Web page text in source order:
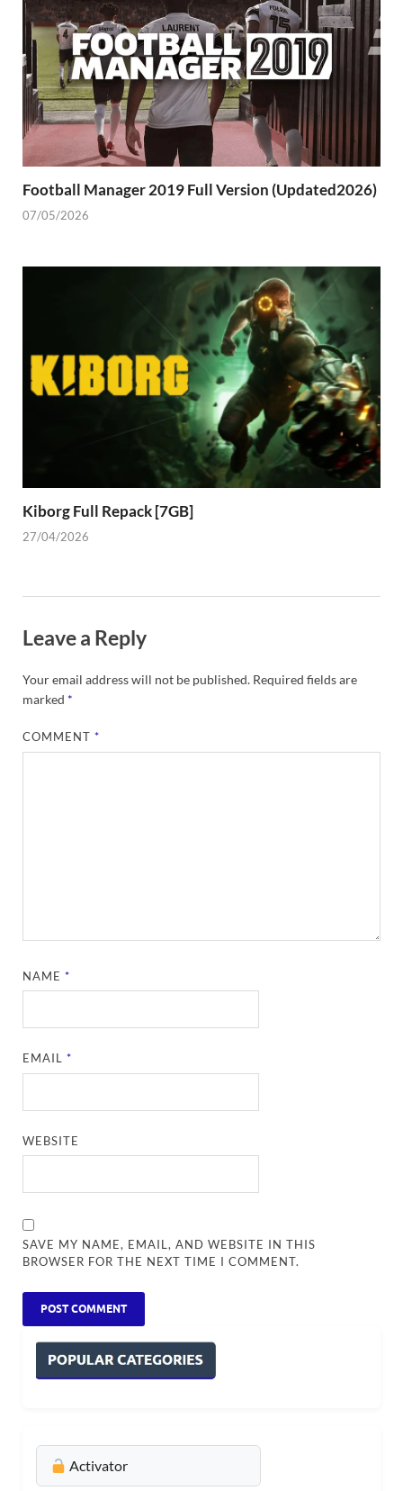
Football Manager 2019 Full Version (Updated2026)
07/05/2026
Kiborg Full Repack [7GB]
27/04/2026
Leave a Reply
Your email address will not be published. Required fields are
marked *
COMMENT*
NAME*
EMAIL*
WEBSITE
SAVE MY NAME, EMAIL, AND WEBSITE IN THIS
BROWSER FOR THE NEXT TIME I COMMENT.
Activator